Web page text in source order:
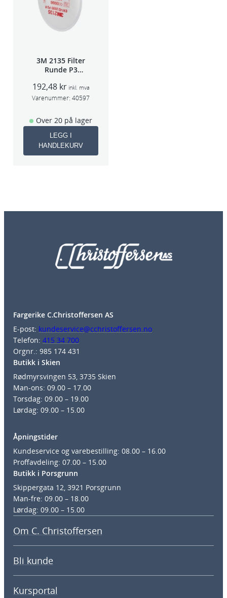
3M 2135 Filter
Runde P3
192,48 kr inkl. mva
Varenummer: 40597
Over 20 på lager
LEGG I
HANDLEKURV
Fargerike C.Christoffersen AS
E-post: kundeservice@cchristoffersen.no
Telefon: 415 34 700
Orgnr.: 985 174 431
Butikk i Skien
Rødmyrsvingen 53, 3735 Skien
Man-ons: 09.00 – 17.00
Torsdag: 09.00 – 19.00
Lørdag: 09.00 – 15.00
Åpningstider
Kundeservice og varebestilling: 08.00 – 16.00
Proffavdeling: 07.00 – 15.00
Butikk i Porsgrunn
Skippergata 12, 3921 Porsgrunn
Man-fre: 09.00 – 18.00
Lørdag: 09.00 – 15.00
Om C. Christoffersen
Bli kunde
Kursportal